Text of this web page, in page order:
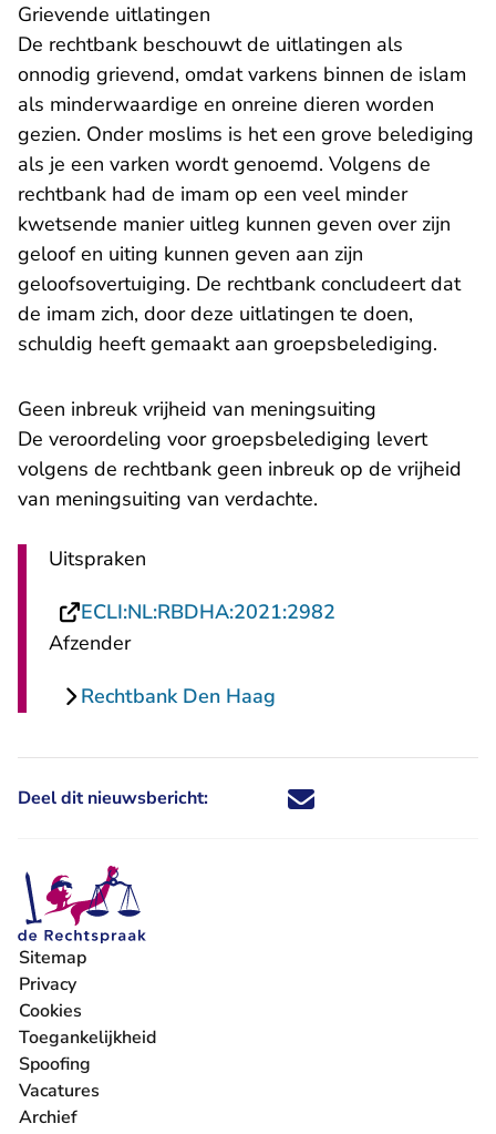
Grievende uitlatingen
De rechtbank beschouwt de uitlatingen als
onnodig grievend, omdat varkens binnen de islam
als minderwaardige en onreine dieren worden
gezien. Onder moslims is het een grove belediging
als je een varken wordt genoemd. Volgens de
rechtbank had de imam op een veel minder
kwetsende manier uitleg kunnen geven over zijn
geloof en uiting kunnen geven aan zijn
geloofsovertuiging. De rechtbank concludeert dat
de imam zich, door deze uitlatingen te doen,
schuldig heeft gemaakt aan groepsbelediging.
​​Geen inbreuk vrijheid van meningsuiting
De veroordeling voor groepsbelediging levert
volgens de rechtbank geen inbreuk op de vrijheid
van meningsuiting van verdachte.
Uitspraken
ECLI:NL:RBDHA:2021:2982
Afzender
Rechtbank Den Haag
Deel dit nieuwsbericht: Deel dit nieuwsbericht via X -
Deel dit nieuwsbericht via
Deel dit nieuwsbericht
Deel dit
Sitemap
Privacy
Cookies
Toegankelijkheid
Spoofing
Vacatures
- U verlaat Rechtspraak.nl
Archief